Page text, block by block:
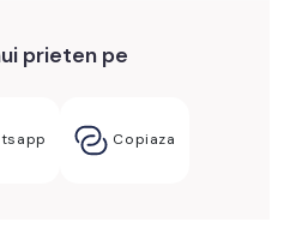
prieten pe
Copiaza